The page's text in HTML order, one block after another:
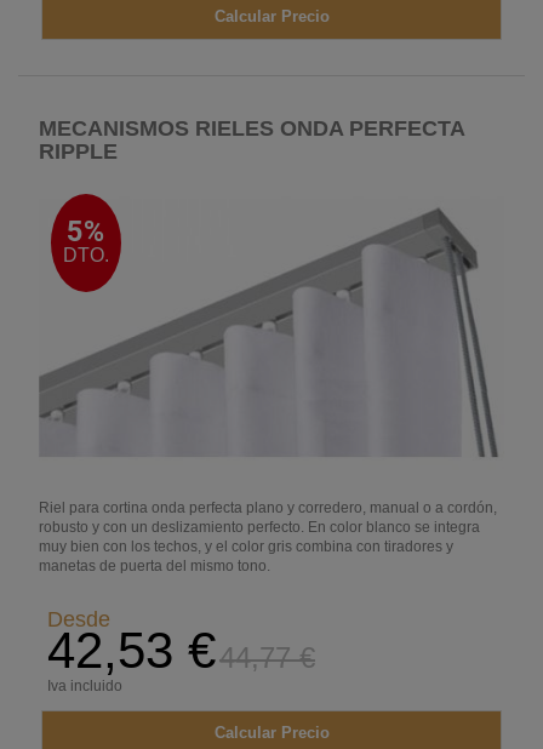
Calcular Precio
MECANISMOS RIELES ONDA PERFECTA
RIPPLE
5%
DTO.
Riel para cortina onda perfecta plano y corredero, manual o a cordón,
robusto y con un deslizamiento perfecto. En color blanco se integra
muy bien con los techos, y el color gris combina con tiradores y
manetas de puerta del mismo tono.
Desde
42,53 €44,77 €
Iva incluido
Calcular Precio